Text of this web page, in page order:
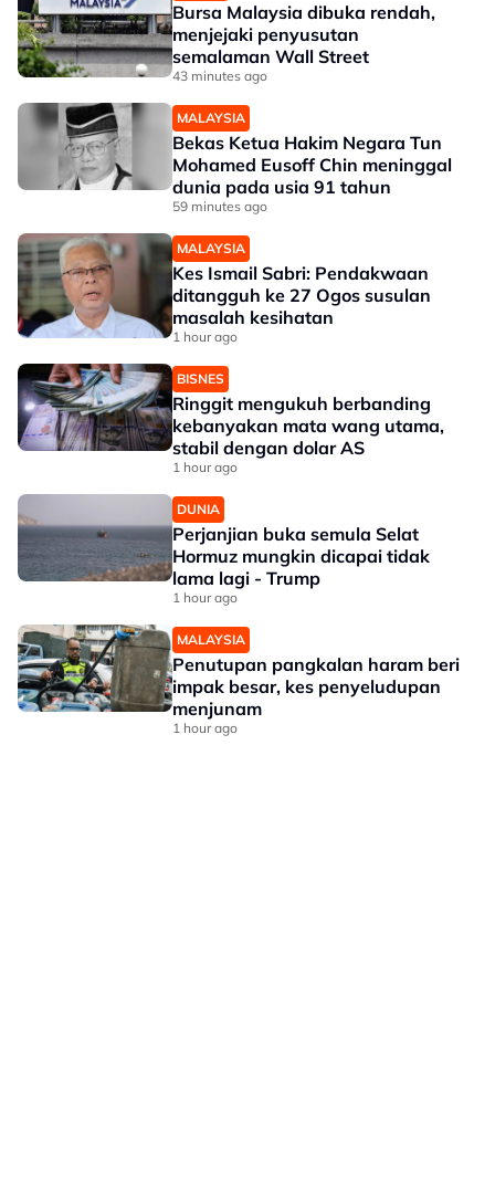
Bursa Malaysia dibuka rendah,
menjejaki penyusutan
semalaman Wall Street
43 minutes ago
MALAYSIA
Bekas Ketua Hakim Negara Tun
Mohamed Eusoff Chin meninggal
dunia pada usia 91 tahun
59 minutes ago
MALAYSIA
Kes Ismail Sabri: Pendakwaan
ditangguh ke 27 Ogos susulan
masalah kesihatan
1 hour ago
BISNES
Ringgit mengukuh berbanding
kebanyakan mata wang utama,
stabil dengan dolar AS
1 hour ago
DUNIA
Perjanjian buka semula Selat
Hormuz mungkin dicapai tidak
lama lagi - Trump
1 hour ago
MALAYSIA
Penutupan pangkalan haram beri
impak besar, kes penyeludupan
menjunam
1 hour ago